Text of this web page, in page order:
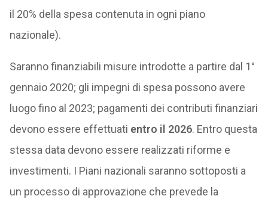
il 20% della spesa contenuta in ogni piano
nazionale).
Saranno finanziabili misure introdotte a partire dal 1°
gennaio 2020; gli impegni di spesa possono avere
luogo fino al 2023; pagamenti dei contributi finanziari
devono essere effettuati entro il 2026. Entro questa
stessa data devono essere realizzati riforme e
investimenti. I Piani nazionali saranno sottoposti a
un processo di approvazione che prevede la